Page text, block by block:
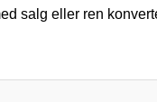
salg eller ren